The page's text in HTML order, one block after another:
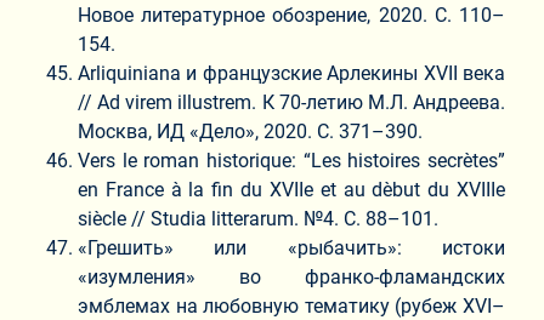
Новое литературное обозрение, 2020. С. 110–
154.
Arliquiniana и французские Арлекины XVII века
// Ad virem illustrem. К 70-летию М.Л. Андреева.
Москва, ИД «Дело», 2020. С. 371–390.
Vers le roman historique: “Les histoires secrètes”
en France à la fin du XVIIe et au dèbut du XVIIIe
siècle // Studia litterarum. №4. C. 88–101.
«Грешить» или «рыбачить»: истоки
«изумления» во франко-фламандских
эмблемах на любовную тематику (рубеж XVI–